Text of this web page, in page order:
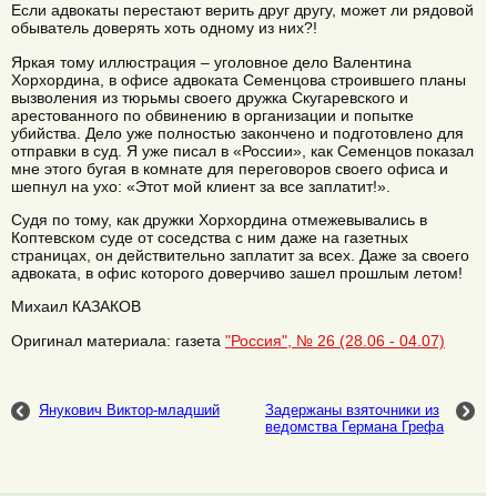
Если адвокаты перестают верить друг другу, может ли рядовой
обыватель доверять хоть одному из них?!
Яркая тому иллюстрация – уголовное дело Валентина
Хорхордина, в офисе адвоката Семенцова строившего планы
вызволения из тюрьмы своего дружка Скугаревского и
арестованного по обвинению в организации и попытке
убийства. Дело уже полностью закончено и подготовлено для
отправки в суд. Я уже писал в «России», как Семенцов показал
мне этого бугая в комнате для переговоров своего офиса и
шепнул на ухо: «Этот мой клиент за все заплатит!».
Судя по тому, как дружки Хорхордина отмежевывались в
Коптевском суде от соседства с ним даже на газетных
страницах, он действительно заплатит за всех. Даже за своего
адвоката, в офис которого доверчиво зашел прошлым летом!
Михаил КАЗАКОВ
Оригинал материала: газета "Россия", № 26 (28.06 - 04.07)
Янукович Виктор-младший
Задержаны взяточники из
ведомства Германа Грефа